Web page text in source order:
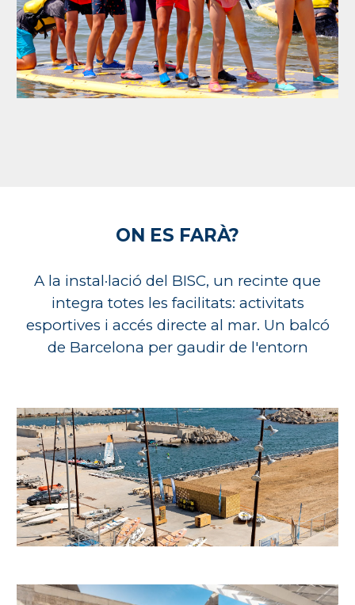
ON ES FARÀ?
A la instal·lació del BISC, un recinte que
integra totes les facilitats: activitats
esportives i accés directe al mar. Un balcó
de Barcelona per gaudir de l'entorn